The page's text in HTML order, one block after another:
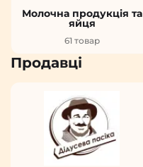
Молочна продукція та
яйця
61 товар
Продавці